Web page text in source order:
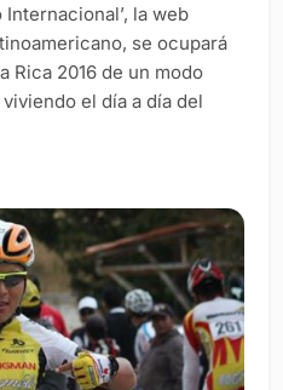
Internacional’, la web
se ocupará
Rica 2016 de un modo
el día a día del